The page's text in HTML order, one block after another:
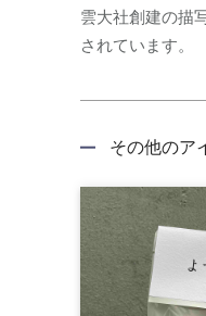
雲大社創建の描
されています。
その他のア